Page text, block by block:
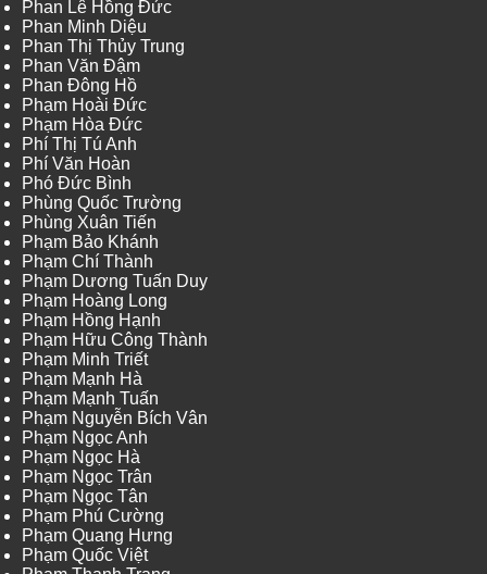
Phan Lê Hồng Đức
Phan Minh Diệu
Phan Thị Thủy Trung
Phan Văn Đậm
Phan Đông Hồ
Phạm Hoài Đức
Phạm Hòa Đức
Phí Thị Tú Anh
Phí Văn Hoàn
Phó Đức Bình
Phùng Quốc Trường
Phùng Xuân Tiến
Phạm Bảo Khánh
Phạm Chí Thành
Phạm Dương Tuấn Duy
Phạm Hoàng Long
Phạm Hồng Hạnh
Phạm Hữu Công Thành
Phạm Minh Triết
Phạm Mạnh Hà
Phạm Mạnh Tuấn
Phạm Nguyễn Bích Vân
Phạm Ngọc Anh
Phạm Ngọc Hà
Phạm Ngọc Trân
Phạm Ngọc Tân
Phạm Phú Cường
Phạm Quang Hưng
Phạm Quốc Việt